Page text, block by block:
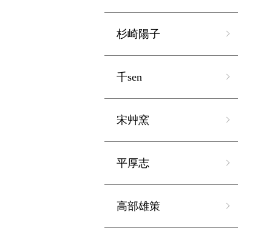
杉崎陽子
千sen
宋艸窯
平厚志
高部雄策